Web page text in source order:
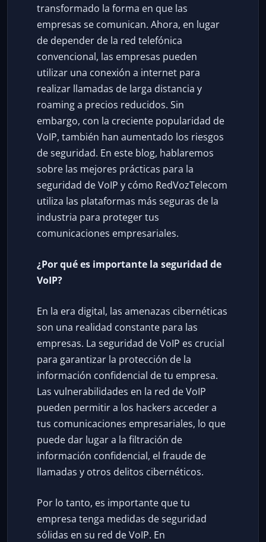
transformado la forma en que las
empresas se comunican. Ahora, en lugar
de depender de la red telefónica
convencional, las empresas pueden
utilizar una conexión a internet para
realizar llamadas de larga distancia y
roaming a precios reducidos. Sin
embargo, con la creciente popularidad de
VoIP, también han aumentado los riesgos
de seguridad. En este blog, hablaremos
sobre las mejores prácticas para la
seguridad de VoIP y cómo RedVozTelecom
utiliza las plataformas más seguras de la
industria para proteger tus
comunicaciones empresariales.
¿Por qué es importante la seguridad de
VoIP?
En la era digital, las amenazas cibernéticas
son una realidad constante para las
empresas. La seguridad de VoIP es crucial
para garantizar la protección de la
información confidencial de tu empresa.
Las vulnerabilidades en la red de VoIP
pueden permitir a los hackers acceder a
tus comunicaciones empresariales, lo que
puede dar lugar a la filtración de
información confidencial, el fraude de
llamadas y otros delitos cibernéticos.
Por lo tanto, es importante que tu
empresa tenga medidas de seguridad
sólidas en su red de VoIP. En